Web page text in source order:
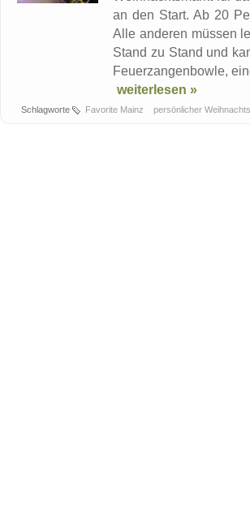
an den Start. Ab 20
Alle anderen müssen
Stand zu Stand und
Feuerzangenbowle,
weiterlesen »
Schlagworte Favorite Mainz persönlicher